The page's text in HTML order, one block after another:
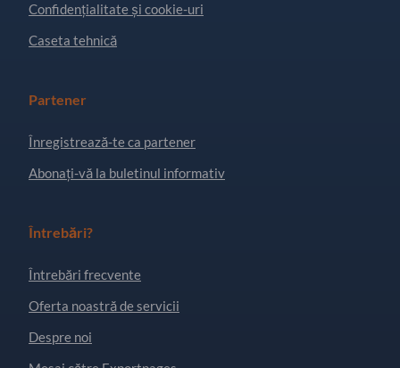
Confidențialitate și cookie-uri
Caseta tehnică
Partener
Înregistrează-te ca partener
Abonați-vă la buletinul informativ
Întrebări?
Întrebări frecvente
Oferta noastră de servicii
Despre noi